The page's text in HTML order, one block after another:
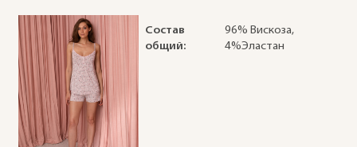
Состав
общий:
96% Вискоза,
4%Эластан